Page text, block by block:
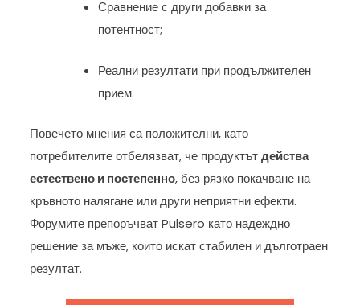
Сравнение с други добавки за
потентност;
Реални резултати при продължителен
прием.
Повечето мнения са положителни, като
потребителите отбелязват, че продуктътдейства
естествено и постепенно, без рязко покачване на
кръвното налягане или други неприятни ефекти.
Форумите препоръчват Pulsero като надеждно
решение за мъже, които искат стабилен и дълготраен
резултат.